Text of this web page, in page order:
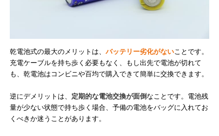
乾電池式の最大のメリットは、 バッテリー劣化がないことです。
充電ケーブルを持ち歩く必要もなく、もし出先で電池が切れて
も、乾電池はコンビニや百均で購入できて簡単に交換できます。
逆にデメリットは、 定期的な電池交換が面倒なことです。電池残
量が少ない状態で持ち歩く場合、予備の電池をバッグに入れてお
くべきか迷うことがあります。